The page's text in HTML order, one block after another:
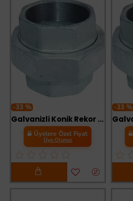
-33 %
Galvanizli Konik Rekor 1 lik
Üyelere Özel Fiyat
Üye Olunuz
-33 %